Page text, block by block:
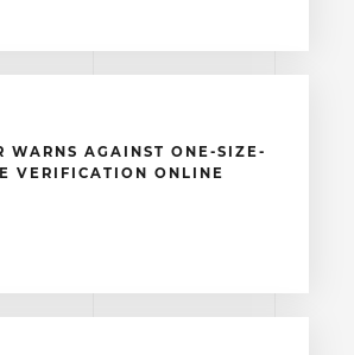
WARNS AGAINST ONE-SIZE-
VERIFICATION ONLINE